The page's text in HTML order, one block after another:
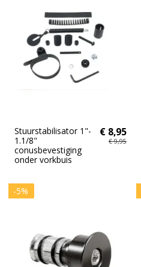
Stuurstabilisator 1"-
1.1/8"
conusbevestiging
onder vorkbuis
€ 8,95
€ 9,95
-5%